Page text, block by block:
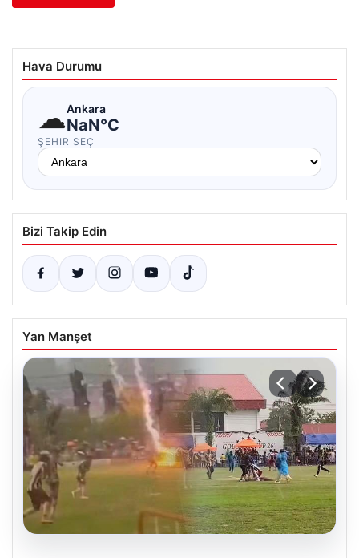
Hava Durumu
☁Ankara
NaN°C
ŞEHIR SEÇ
Bizi Takip Edin
Yan Manşet